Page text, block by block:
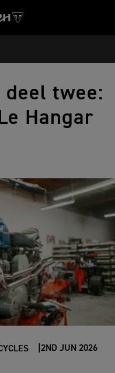
deel twee:
Hangar
2ND JUN 2026